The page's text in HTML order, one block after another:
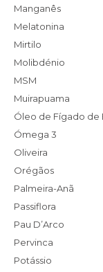
Manganês
Melatonina
Mirtilo
Molibdénio
MSM
Muirapuama
Óleo de Fígado de
Ómega 3
Oliveira
Orégãos
Palmeira-Anã
Passiflora
Pau D’Arco
Pervinca
Potássio